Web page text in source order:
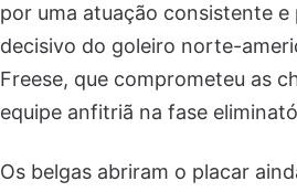
por uma atuação consistente e
decisivo do goleiro norte-
Freese, que comprometeu as
equipe anfitriã na fase
Os belgas abriram o placar